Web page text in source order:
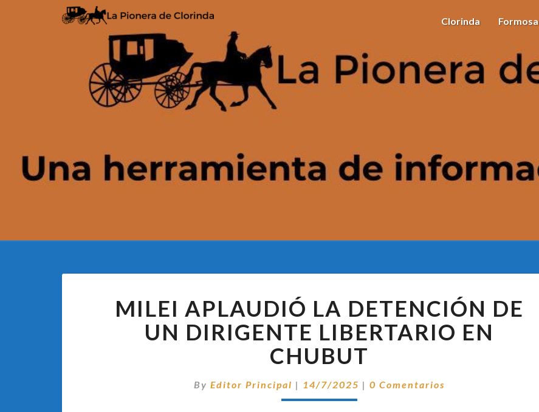
Clorinda Formosa
APLAUDIÓ
LA
DETENCIÓN
DE
UN
DIRIGENTE
LIBERTARIO
MILEI APLAUDIÓ LA DETENCIÓN DE
UN DIRIGENTE LIBERTARIO EN
CHUBUT
ByEditor Principal | 14/7/2025 |Comentarios
0 Comentarios